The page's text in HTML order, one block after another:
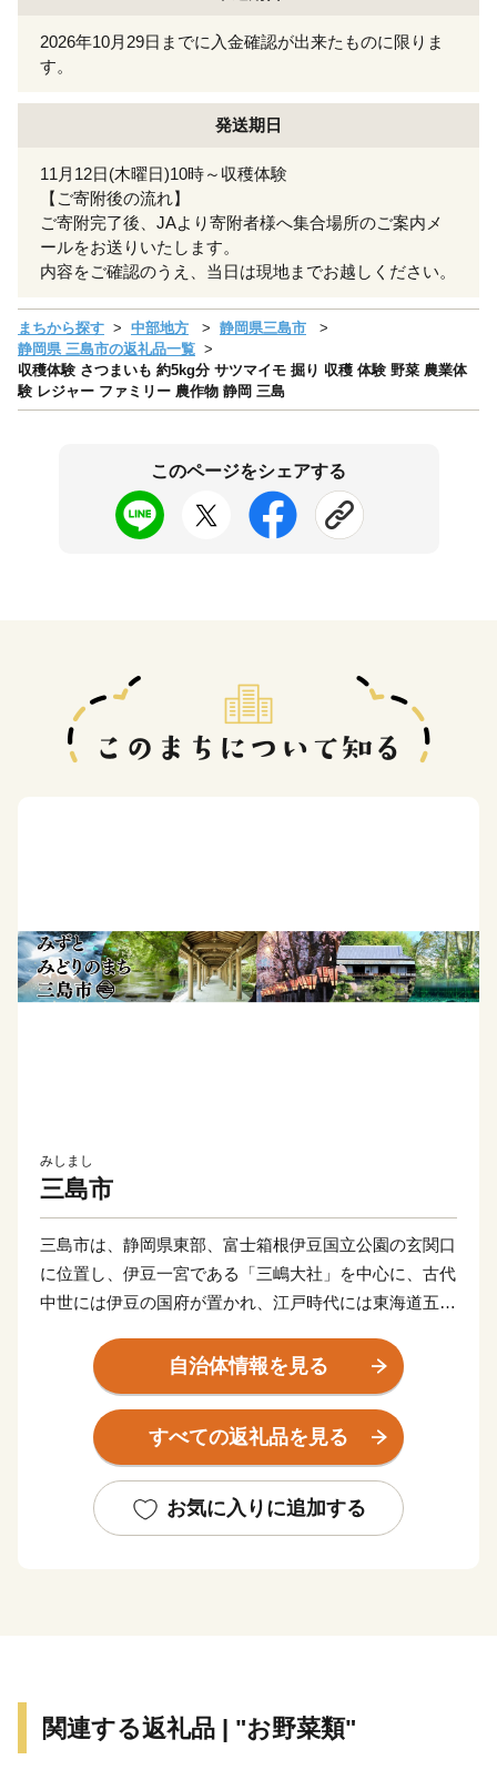
2026年10月29日までに入金確認が出来たものに限りま
す。
発送期日
11月12日(木曜日)10時～収穫体験
【ご寄附後の流れ】
ご寄附完了後、JAより寄附者様へ集合場所のご案内メ
ールをお送りいたします。
内容をご確認のうえ、当日は現地までお越しください。
まちから探す 中部地方
静岡県三島市
静岡県 三島市の返礼品一覧
収穫体験 さつまいも 約5kg分 サツマイモ 掘り 収穫 体験 野菜 農業体
験 レジャー ファミリー 農作物 静岡 三島
このページをシェアする
みしまし
三島市
三島市は、静岡県東部、富士箱根伊豆国立公園の玄関口
に位置し、伊豆一宮である「三嶋大社」を中心に、古代
中世には伊豆の国府が置かれ、江戸時代には東海道五十
まちです。
現在では、東海道新幹線と東海道本線、伊豆箱根鉄道の
乗り入れる三島駅や駿河湾環状道路など、交通アクセス
は抜群で、地域住民にとっては首都圏への通勤・通学が
伊豆や箱根など観光地への玄関口として、静岡県東部の
重要な役割を担っています。
臭さを消し、蛋白質を減らすことなく、余分な脂肪分だ
自治体情報を見る
すべての返礼品を見る
お気に入りに追加する
関連する返礼品 | "お野菜類"